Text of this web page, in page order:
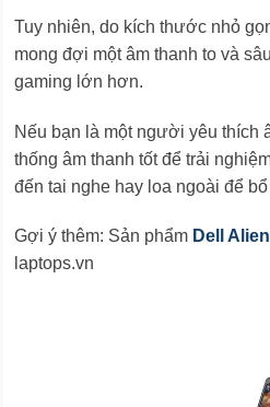
Tuy nhiên, do kích thước nhỏ
mong đợi một âm thanh to và
gaming lớn hơn.
Nếu bạn là một người yêu thích
thống âm thanh tốt để trải
đến tai nghe hay loa ngoài để
Gợi ý thêm: Sản phẩm Dell
laptops.vn